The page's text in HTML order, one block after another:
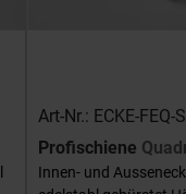
Art-Nr.: ECKE-FEQ-
Profischiene
Innen- und